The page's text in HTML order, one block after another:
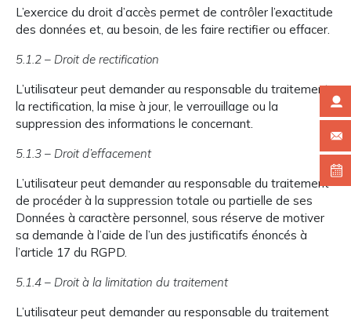
L’exercice du droit d’accès permet de contrôler l’exactitude
des données et, au besoin, de les faire rectifier ou effacer.
5.1.2 – Droit de rectification
L’utilisateur peut demander au responsable du traitement
la rectification, la mise à jour, le verrouillage ou la
suppression des informations le concernant.
5.1.3 – Droit d’effacement
L’utilisateur peut demander au responsable du traitement
de procéder à la suppression totale ou partielle de ses
Données à caractère personnel, sous réserve de motiver
sa demande à l’aide de l’un des justificatifs énoncés à
l’article 17 du RGPD.
5.1.4 – Droit à la limitation du traitement
L’utilisateur peut demander au responsable du traitement